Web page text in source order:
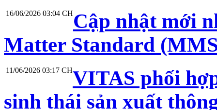
16/06/2026 03:04 CHCập nhật mới
Matter Standard
11/06/2026 03:17 CHVITAS phối
sinh thái sản xuất